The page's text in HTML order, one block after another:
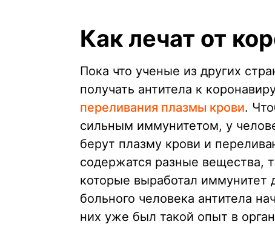
Как лечат от
Пока что ученые из других
получать антитела к
переливания плазмы крови.
сильным иммунитетом, у
берут плазму крови и
содержатся разные вещества,
которые выработал иммунитет
больного человека антитела
них уже был такой опыт в